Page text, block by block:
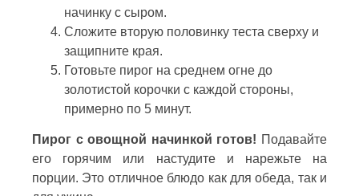
начинку с сыром.
Сложите вторую половинку теста сверху и
защипните края.
Готовьте пирог на среднем огне до
золотистой корочки с каждой стороны,
примерно по 5 минут.
Пирог с овощной начинкой готов! Подавайте
его горячим или настудите и нарежьте на
порции. Это отличное блюдо как для обеда, так и